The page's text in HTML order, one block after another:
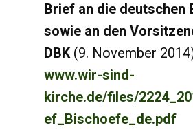
Brief an die deutschen
sowie an den
DBK(9. November
www.wir-sind-
kirche.de/files/
ef_Bischoefe_de.pdf